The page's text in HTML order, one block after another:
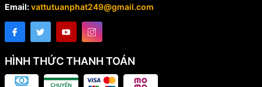
✔️ Phù hợp cho nhiều hệ thống cấp nước và tưới tiêu.
Liên hệ tư vấn và đặt hàng
📞 Hotline:0355.365.936 –0852.917.249
🏠 Địa chỉ:KCN Đồng Văn 1, Duy Tiên, Hà Nam
Email:vattutuanphat249@gmail.com
HÌNH THỨC THANH TOÁN